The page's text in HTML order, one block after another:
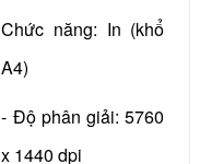
Chức năng: In (khổ
A4)
- Độ phân giải: 5760
x 1440 dpi